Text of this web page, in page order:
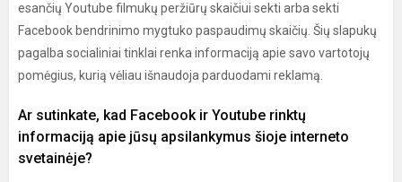
esančių Youtube filmukų peržiūrų skaičiui sekti arba sekti
Facebook bendrinimo mygtuko paspaudimų skaičių. Šių slapukų
pagalba socialiniai tinklai renka informaciją apie savo vartotojų
pomėgius, kurią vėliau išnaudoja parduodami reklamą.
Ar sutinkate, kad Facebook ir Youtube rinktų
informaciją apie jūsų apsilankymus šioje interneto
svetainėje?